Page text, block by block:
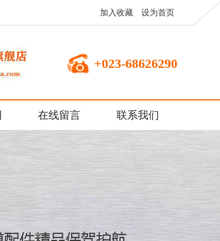
加入收藏 设为首页
+023-68626290
在线留言 联系我们